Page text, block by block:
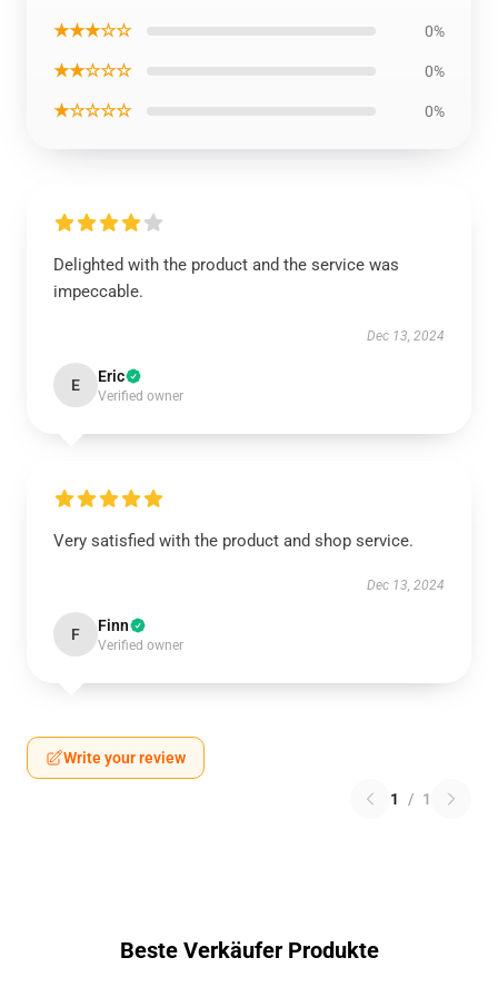
★★★☆☆
0%
★★☆☆☆ 0%
★☆☆☆☆ 0%
Delighted with the product and the service was
impeccable.
Dec 13, 2024
E Eric
Verified owner
Very satisfied with the product and shop service.
Dec 13, 2024
F Finn
Verified owner
Write your review
1 / 1
Beste Verkäufer Produkte